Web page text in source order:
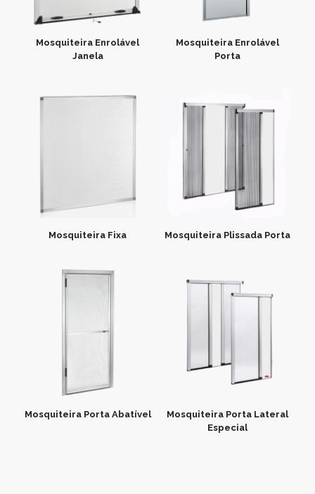
Mosquiteira Enrolável
Janela
Mosquiteira Enrolável
Porta
Mosquiteira Fixa Mosquiteira Plissada Porta
Mosquiteira Porta Abatível
Mosquiteira Porta Lateral
Especial